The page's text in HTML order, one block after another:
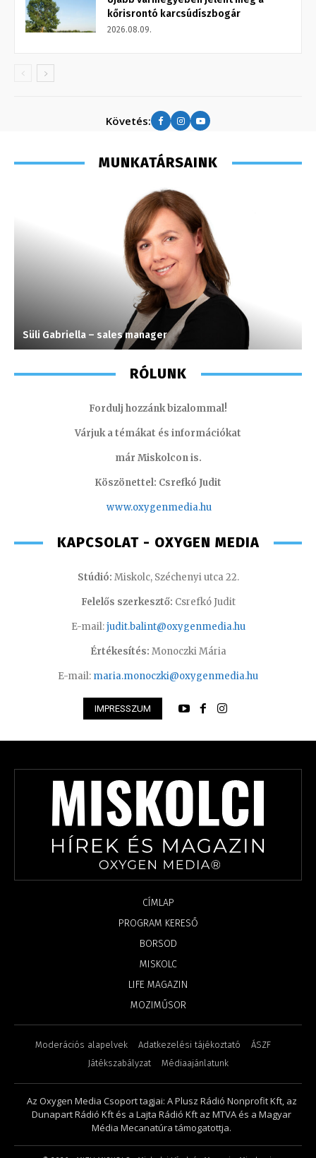
kőrisrontó karcsúdíszbogár
2026.08.09.
Követés:
MUNKATÁRSAINK
Süli Gabriella – sales manager
RÓLUNK
Fordulj hozzánk bizalommal!
Várjuk a témákat és információkat
már Miskolcon is.
Köszönettel: Csrefkó Judit
www.oxygenmedia.hu
KAPCSOLAT - OXYGEN MEDIA
Stúdió: Miskolc, Széchenyi utca 22.
Felelős szerkesztő: Csrefkó Judit
E-mail:judit.balint@oxygenmedia.hu
Értékesítés: Monoczki Mária
E-mail: maria.monoczki@oxygenmedia.hu
IMPRESSZUM
CÍMLAP
PROGRAM KERESŐ
BORSOD
MISKOLC
LIFE MAGAZIN
MOZIMŰSOR
Moderációs alapelvek Adatkezelési tájékoztató
ÁSZF
Játékszabályzat
Médiaajánlatunk
Az Oxygen Media Csoport tagjai: A Plusz Rádió Nonprofit Kft, az
Dunapart Rádió Kft és a Lajta Rádió Kft az MTVA és a Magyar
Média Mecanatúra támogatottja.